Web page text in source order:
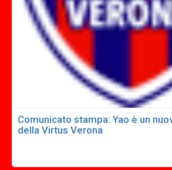
Comunicato stampa: Yao è un
della Virtus Verona